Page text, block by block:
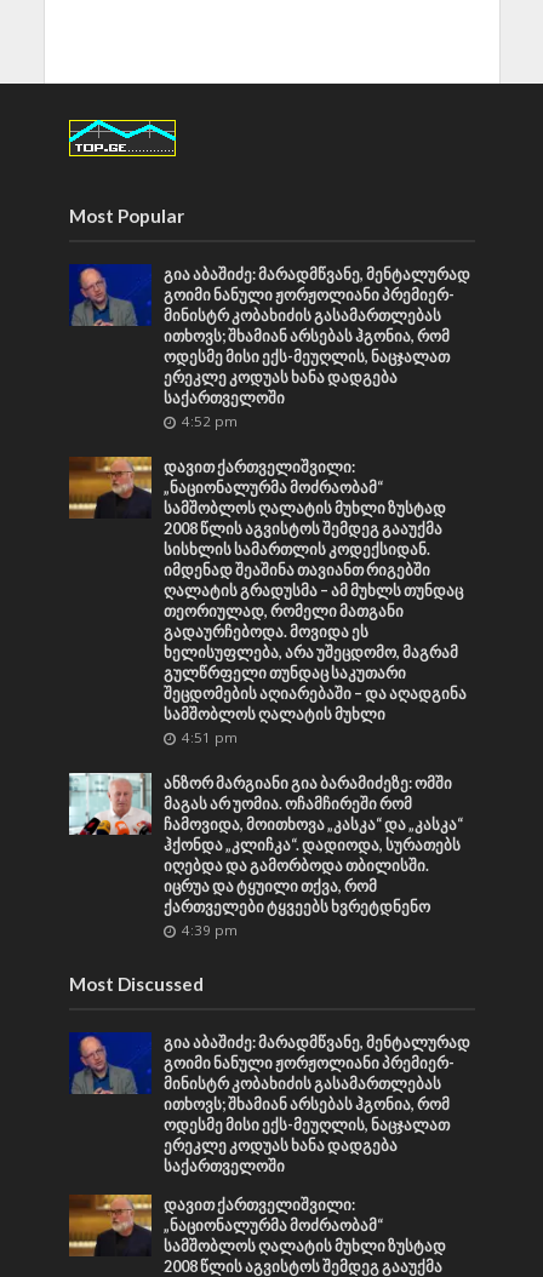
Most Popular
გია აბაშიძე: მარადმწვანე, მენტალურად
გოიმი ნანული ჟორჟოლიანი პრემიერ-
მინისტრ კობახიძის გასამართლებას
ითხოვს; შხამიან არსებას ჰგონია, რომ
ოდესმე მისი ექს-მეუღლის, ნაცჯალათ
ერეკლე კოდუას ხანა დადგება
საქართველოში
4:52 pm
დავით ქართველიშვილი:
„ნაციონალურმა მოძრაობამ“
სამშობლოს ღალატის მუხლი ზუსტად
2008 წლის აგვისტოს შემდეგ გააუქმა
სისხლის სამართლის კოდექსიდან.
იმდენად შეაშინა თავიანთ რიგებში
ღალატის გრადუსმა – ამ მუხლს თუნდაც
თეორიულად, რომელი მათგანი
გადაურჩებოდა. მოვიდა ეს
ხელისუფლება, არა უშეცდომო, მაგრამ
გულწრფელი თუნდაც საკუთარი
შეცდომების აღიარებაში – და აღადგინა
სამშობლოს ღალატის მუხლი
4:51 pm
ანზორ მარგიანი გია ბარამიძეზე: ომში
მაგას არ უომია. ოჩამჩირეში რომ
ჩამოვიდა, მოითხოვა „კასკა“ და „კასკა“
ჰქონდა „კლიჩკა“. დადიოდა, სურათებს
იღებდა და გამორბოდა თბილისში.
იცრუა და ტყუილი თქვა, რომ
ქართველები ტყვეებს ხვრეტდნენო
4:39 pm
Most Discussed
გია აბაშიძე: მარადმწვანე, მენტალურად
გოიმი ნანული ჟორჟოლიანი პრემიერ-
მინისტრ კობახიძის გასამართლებას
ითხოვს; შხამიან არსებას ჰგონია, რომ
ოდესმე მისი ექს-მეუღლის, ნაცჯალათ
ერეკლე კოდუას ხანა დადგება
საქართველოში
დავით ქართველიშვილი:
„ნაციონალურმა მოძრაობამ“
სამშობლოს ღალატის მუხლი ზუსტად
2008 წლის აგვისტოს შემდეგ გააუქმა